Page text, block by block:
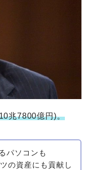
兆7800億円)。
パソコンも
の資産にも貢献し